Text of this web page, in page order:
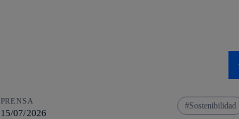
PRENSA
15/07/2026
Sostenibilidad